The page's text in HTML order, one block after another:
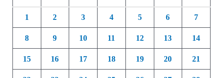
1 2 3 4 5 6 7
8 9 10 11 12 13 14
15 16 17 18 19 20 21